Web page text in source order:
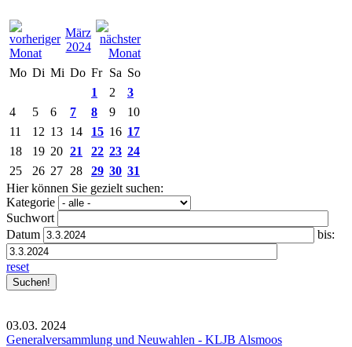
März
2024
Mo Di Mi Do Fr Sa So
1
2
3
4
5 6 7 8 9
10
11
12 13 14 15 16 17
18
19 20 21 22 23 24
25
26 27 28 29 30 31
Hier können Sie gezielt suchen:
Kategorie
Suchwort
Datum
bis:
reset
03.03. 2024
Generalversammlung und Neuwahlen - KLJB Alsmoos